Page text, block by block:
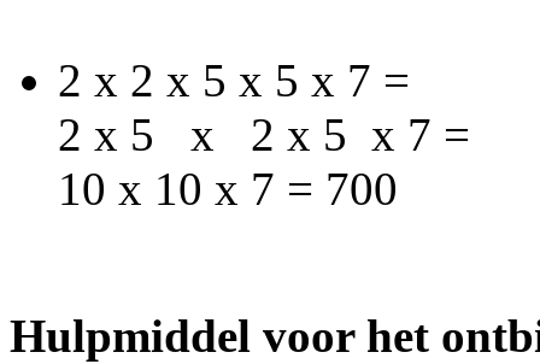
2 x 2 x 5 x 5 x 7 =
2 x 5 x 2 x 5 x 7 =
10 x 10 x 7 = 700
Hulpmiddel voor het